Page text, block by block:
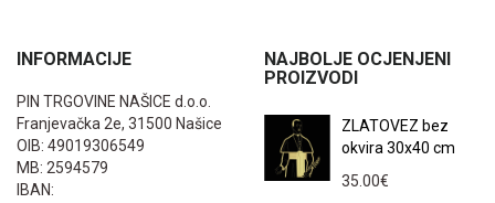
INFORMACIJE
PIN TRGOVINE NAŠICE d.o.o.
Franjevačka 2e, 31500 Našice
OIB: 49019306549
MB: 2594579
IBAN:
NAJBOLJE OCJENJENI
PROIZVODI
ZLATOVEZ bez
okvira 30x40 cm
35.00€